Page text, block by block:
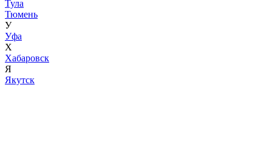
Тула
Тюмень
У
Уфа
Х
Хабаровск
Я
Якутск